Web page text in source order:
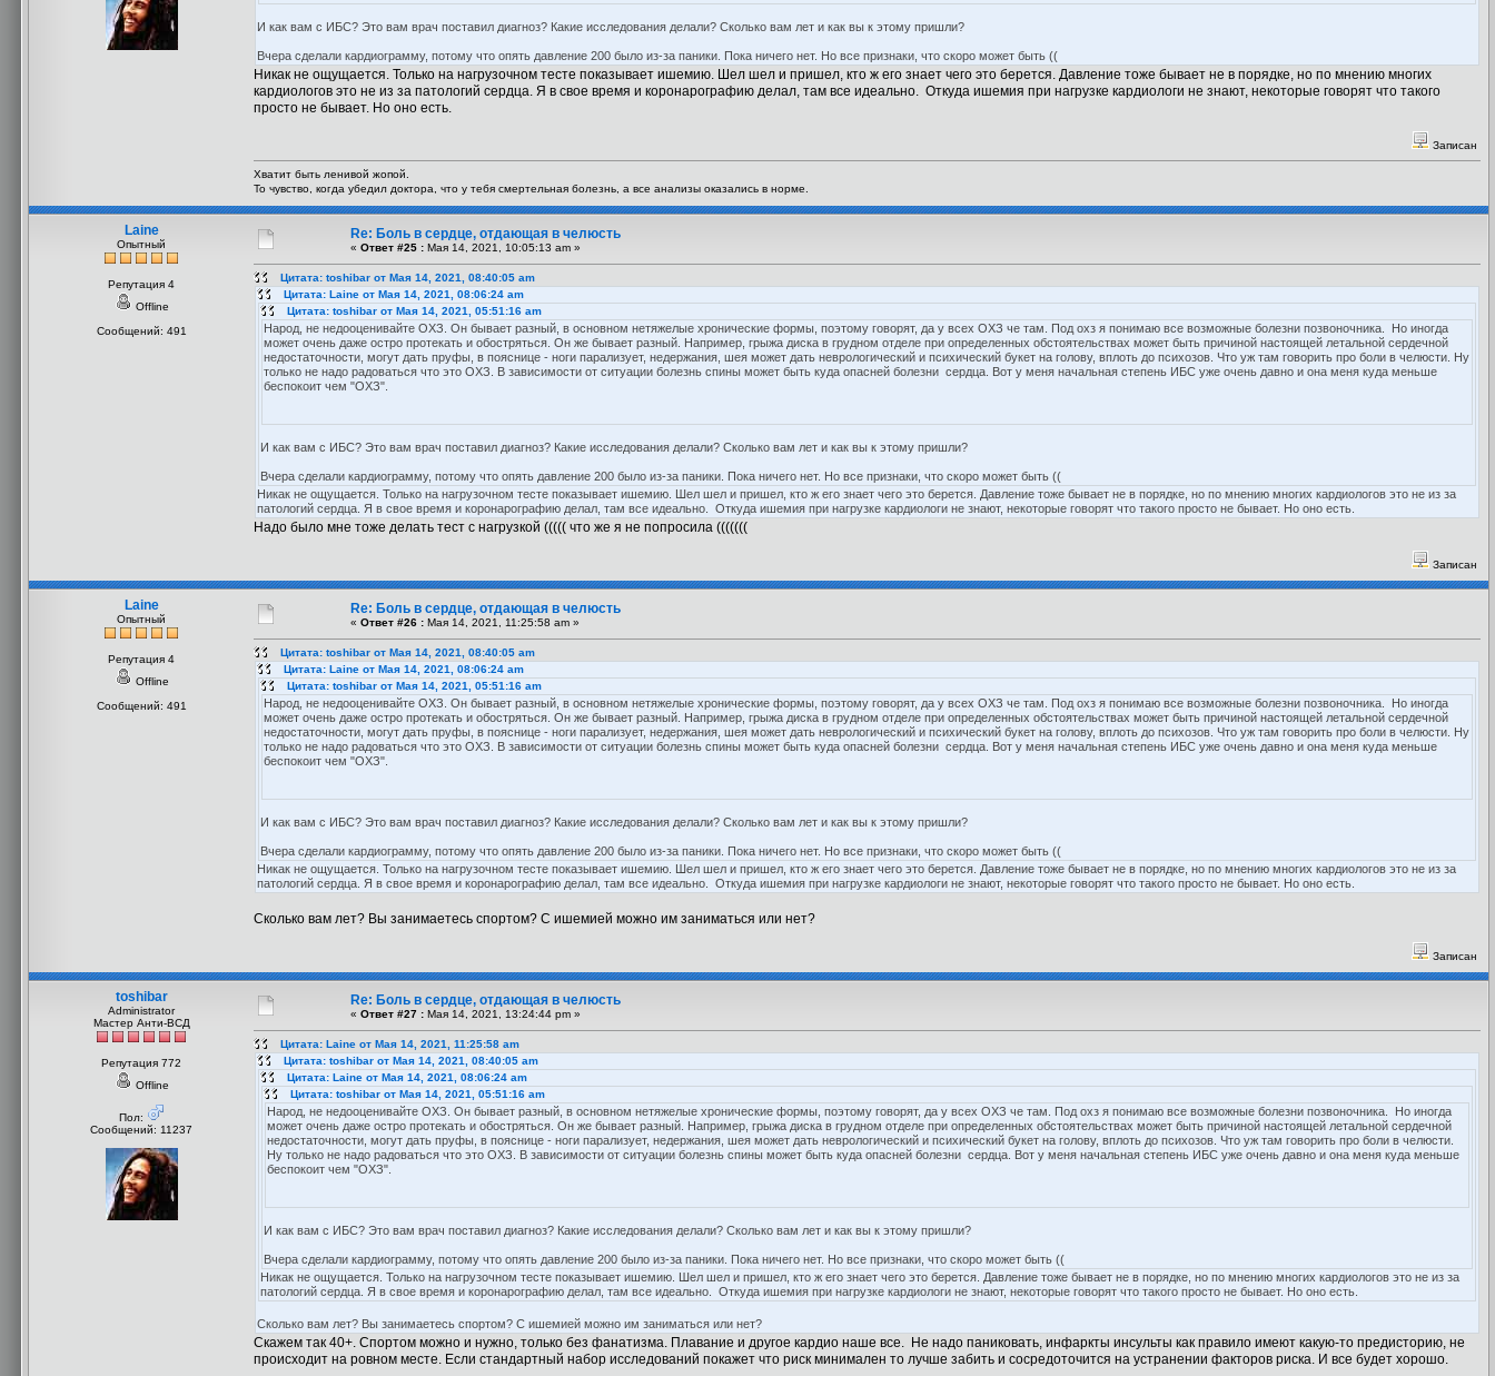
И как вам с ИБС? Это вам врач поставил диагноз? Какие исследования делали? Сколько вам лет и как вы к этому пришли?
Вчера сделали кардиограмму, потому что опять давление 200 было из-за паники. Пока ничего нет. Но все признаки, что скоро может быть ((
Никак не ощущается. Только на нагрузочном тесте показывает ишемию. Шел шел и пришел, кто ж его знает чего это берется. Давление тоже бывает не в порядке, но по мнению многих
кардиологов это не из за патологий сердца. Я в свое время и коронарографию делал, там все идеально. Откуда ишемия при нагрузке кардиологи не знают, некоторые говорят что такого
просто не бывает. Но оно есть.
Записан
Хватит быть ленивой жопой.
То чувство, когда убедил доктора, что у тебя смертельная болезнь, а все анализы оказались в норме.
Laine
Опытный
Репутация 4
Offline
Сообщений: 491
Re: Боль в сердце, отдающая в челюсть
« Ответ #25 : Мая 14, 2021, 10:05:13 am »
Цитата: toshibar от Мая 14, 2021, 08:40:05 am
Цитата: Laine от Мая 14, 2021, 08:06:24 am
Цитата: toshibar от Мая 14, 2021, 05:51:16 am
Народ, не недооценивайте ОХЗ. Он бывает разный, в основном нетяжелые хронические формы, поэтому говорят, да у всех ОХЗ че там. Под охз я понимаю все возможные болезни позвоночника. Но иногда
может очень даже остро протекать и обостряться. Он же бывает разный. Например, грыжа диска в грудном отделе при определенных обстоятельствах может быть причиной настоящей летальной сердечной
недостаточности, могут дать пруфы, в пояснице - ноги парализует, недержания, шея может дать неврологический и психический букет на голову, вплоть до психозов. Что уж там говорить про боли в челюсти. Ну
только не надо радоваться что это ОХЗ. В зависимости от ситуации болезнь спины может быть куда опасней болезни сердца. Вот у меня начальная степень ИБС уже очень давно и она меня куда меньше
беспокоит чем "ОХЗ".
И как вам с ИБС? Это вам врач поставил диагноз? Какие исследования делали? Сколько вам лет и как вы к этому пришли?
Вчера сделали кардиограмму, потому что опять давление 200 было из-за паники. Пока ничего нет. Но все признаки, что скоро может быть ((
Никак не ощущается. Только на нагрузочном тесте показывает ишемию. Шел шел и пришел, кто ж его знает чего это берется. Давление тоже бывает не в порядке, но по мнению многих кардиологов это не из за
патологий сердца. Я в свое время и коронарографию делал, там все идеально. Откуда ишемия при нагрузке кардиологи не знают, некоторые говорят что такого просто не бывает. Но оно есть.
Надо было мне тоже делать тест с нагрузкой ((((( что же я не попросила (((((((
Записан
Laine
Опытный
Репутация 4
Offline
Сообщений: 491
Re: Боль в сердце, отдающая в челюсть
« Ответ #26 : Мая 14, 2021, 11:25:58 am »
Цитата: toshibar от Мая 14, 2021, 08:40:05 am
Цитата: Laine от Мая 14, 2021, 08:06:24 am
Цитата: toshibar от Мая 14, 2021, 05:51:16 am
Народ, не недооценивайте ОХЗ. Он бывает разный, в основном нетяжелые хронические формы, поэтому говорят, да у всех ОХЗ че там. Под охз я понимаю все возможные болезни позвоночника. Но иногда
может очень даже остро протекать и обостряться. Он же бывает разный. Например, грыжа диска в грудном отделе при определенных обстоятельствах может быть причиной настоящей летальной сердечной
недостаточности, могут дать пруфы, в пояснице - ноги парализует, недержания, шея может дать неврологический и психический букет на голову, вплоть до психозов. Что уж там говорить про боли в челюсти. Ну
только не надо радоваться что это ОХЗ. В зависимости от ситуации болезнь спины может быть куда опасней болезни сердца. Вот у меня начальная степень ИБС уже очень давно и она меня куда меньше
беспокоит чем "ОХЗ".
И как вам с ИБС? Это вам врач поставил диагноз? Какие исследования делали? Сколько вам лет и как вы к этому пришли?
Вчера сделали кардиограмму, потому что опять давление 200 было из-за паники. Пока ничего нет. Но все признаки, что скоро может быть ((
Никак не ощущается. Только на нагрузочном тесте показывает ишемию. Шел шел и пришел, кто ж его знает чего это берется. Давление тоже бывает не в порядке, но по мнению многих кардиологов это не из за
патологий сердца. Я в свое время и коронарографию делал, там все идеально. Откуда ишемия при нагрузке кардиологи не знают, некоторые говорят что такого просто не бывает. Но оно есть.
Сколько вам лет? Вы занимаетесь спортом? С ишемией можно им заниматься или нет?
Записан
toshibar
Administrator
Мастер Анти-ВСД
Репутация 772
Offline
Пол:
Сообщений: 11237
Re: Боль в сердце, отдающая в челюсть
« Ответ #27 : Мая 14, 2021, 13:24:44 pm »
Цитата: Laine от Мая 14, 2021, 11:25:58 am
Цитата: toshibar от Мая 14, 2021, 08:40:05 am
Цитата: Laine от Мая 14, 2021, 08:06:24 am
Цитата: toshibar от Мая 14, 2021, 05:51:16 am
Народ, не недооценивайте ОХЗ. Он бывает разный, в основном нетяжелые хронические формы, поэтому говорят, да у всех ОХЗ че там. Под охз я понимаю все возможные болезни позвоночника. Но иногда
может очень даже остро протекать и обостряться. Он же бывает разный. Например, грыжа диска в грудном отделе при определенных обстоятельствах может быть причиной настоящей летальной сердечной
недостаточности, могут дать пруфы, в пояснице - ноги парализует, недержания, шея может дать неврологический и психический букет на голову, вплоть до психозов. Что уж там говорить про боли в челюсти.
Ну только не надо радоваться что это ОХЗ. В зависимости от ситуации болезнь спины может быть куда опасней болезни сердца. Вот у меня начальная степень ИБС уже очень давно и она меня куда меньше
беспокоит чем "ОХЗ".
И как вам с ИБС? Это вам врач поставил диагноз? Какие исследования делали? Сколько вам лет и как вы к этому пришли?
Вчера сделали кардиограмму, потому что опять давление 200 было из-за паники. Пока ничего нет. Но все признаки, что скоро может быть ((
Никак не ощущается. Только на нагрузочном тесте показывает ишемию. Шел шел и пришел, кто ж его знает чего это берется. Давление тоже бывает не в порядке, но по мнению многих кардиологов это не из за
патологий сердца. Я в свое время и коронарографию делал, там все идеально. Откуда ишемия при нагрузке кардиологи не знают, некоторые говорят что такого просто не бывает. Но оно есть.
Сколько вам лет? Вы занимаетесь спортом? С ишемией можно им заниматься или нет?
Скажем так 40+. Спортом можно и нужно, только без фанатизма. Плавание и другое кардио наше все. Не надо паниковать, инфаркты инсульты как правило имеют какую-то предисторию, не
происходит на ровном месте. Если стандартный набор исследований покажет что риск минимален то лучше забить и сосредоточится на устранении факторов риска. И все будет хорошо.